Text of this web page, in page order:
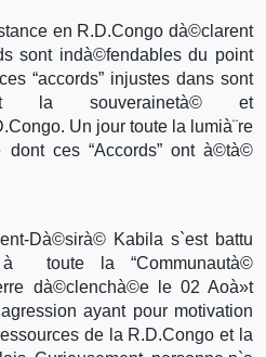
en R.D.Congo dà©clarent
sont indà©fendables du point
“accords” injustes dans sont
la souverainetà© et
Un jour toute la lumià¨re
dont ces “Accords” ont à©tà©
Dà©sirà© Kabila s`est battu
à toute la “Communautà©
dà©clenchà©e le 02 Aoà»t
ayant pour motivation
de la R.D.Congo et la